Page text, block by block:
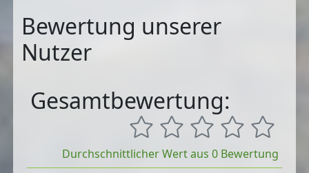
Bewertung unserer
Nutzer
Gesamtbewertung:
Durchschnittlicher Wert aus 0 Bewertung